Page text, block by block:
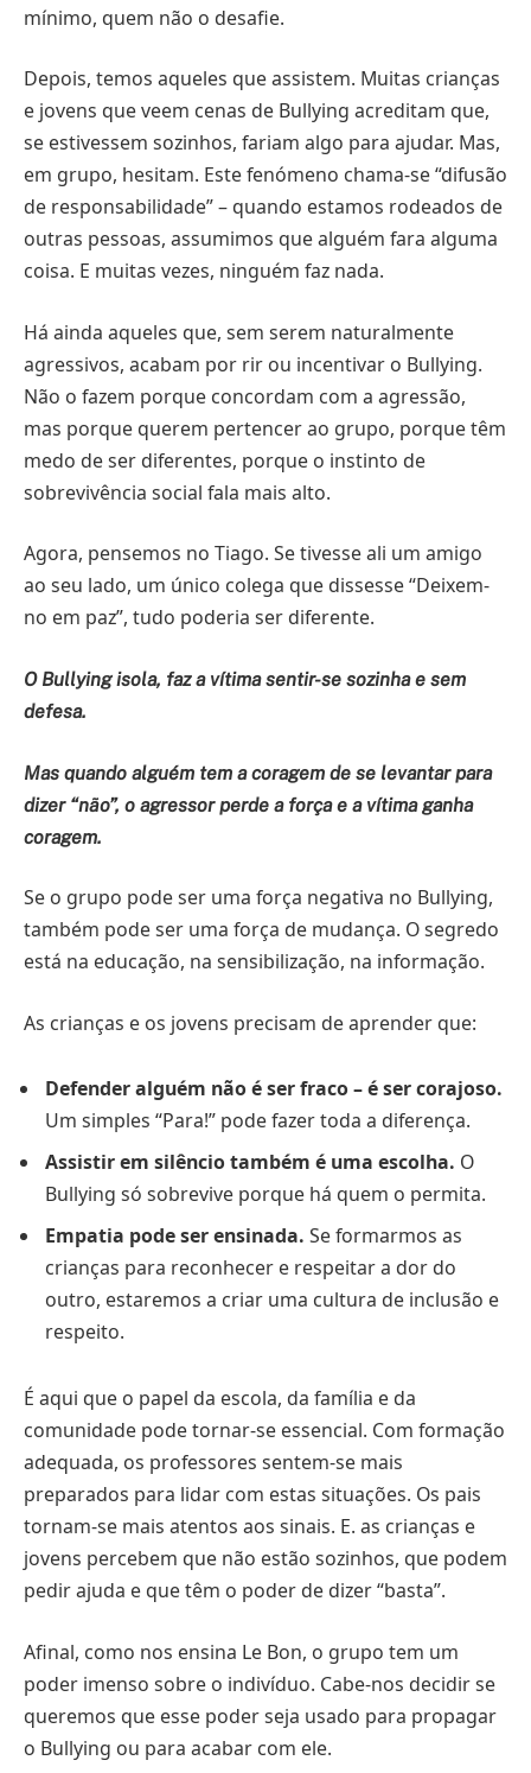
mínimo, quem não o desafie.
Depois, temos aqueles que assistem. Muitas crianças
e jovens que veem cenas de Bullying acreditam que,
se estivessem sozinhos, fariam algo para ajudar. Mas,
em grupo, hesitam. Este fenómeno chama-se “difusão
de responsabilidade” – quando estamos rodeados de
outras pessoas, assumimos que alguém fara alguma
coisa. E muitas vezes, ninguém faz nada.
Há ainda aqueles que, sem serem naturalmente
agressivos, acabam por rir ou incentivar o Bullying.
Não o fazem porque concordam com a agressão,
mas porque querem pertencer ao grupo, porque têm
medo de ser diferentes, porque o instinto de
sobrevivência social fala mais alto.
Agora, pensemos no Tiago. Se tivesse ali um amigo
ao seu lado, um único colega que dissesse “Deixem-
no em paz”, tudo poderia ser diferente.
O Bullying isola, faz a vítima sentir-se sozinha e sem
defesa.
Mas quando alguém tem a coragem de se levantar para
dizer “não”, o agressor perde a força e a vítima ganha
coragem.
Se o grupo pode ser uma força negativa no Bullying,
também pode ser uma força de mudança. O segredo
está na educação, na sensibilização, na informação.
As crianças e os jovens precisam de aprender que:
Defender alguém não é ser fraco – é ser corajoso.
Um simples “Para!” pode fazer toda a diferença.
Assistir em silêncio também é uma escolha. O
Bullying só sobrevive porque há quem o permita.
Empatia pode ser ensinada. Se formarmos as
crianças para reconhecer e respeitar a dor do
outro, estaremos a criar uma cultura de inclusão e
respeito.
É aqui que o papel da escola, da família e da
comunidade pode tornar-se essencial. Com formação
adequada, os professores sentem-se mais
preparados para lidar com estas situações. Os pais
tornam-se mais atentos aos sinais. E. as crianças e
jovens percebem que não estão sozinhos, que podem
pedir ajuda e que têm o poder de dizer “basta”.
Afinal, como nos ensina Le Bon, o grupo tem um
poder imenso sobre o indivíduo. Cabe-nos decidir se
queremos que esse poder seja usado para propagar
o Bullying ou para acabar com ele.